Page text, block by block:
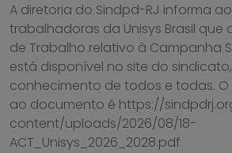
A diretoria do Sindpd-RJ informa
trabalhadoras da Unisys Brasil que
de Trabalho relativo à Campanha
está disponível no site do
conhecimento de todos e todas. O
ao documento é https://
content/uploads/2026/08/18-
ACT_Unisys_2026_2028.pdf